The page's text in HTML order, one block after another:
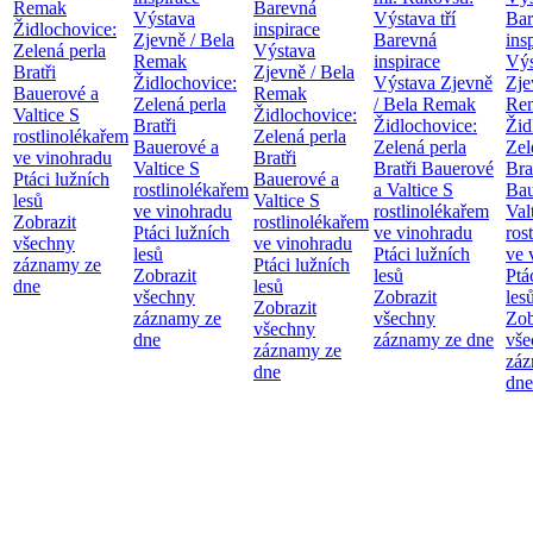
Remak
Židlochovice:
Zelená perla
Bratři
Bauerové a
Valtice S
rostlinolékařem
ve vinohradu
Ptáci lužních
lesů
Zobrazit
všechny
záznamy ze
dne
Výstava
Zjevně / Bela
Remak
Židlochovice:
Zelená perla
Bratři
Bauerové a
Valtice S
rostlinolékařem
ve vinohradu
Ptáci lužních
lesů
Zobrazit
všechny
záznamy ze
dne
Barevná
inspirace
Výstava
Zjevně / Bela
Remak
Židlochovice:
Zelená perla
Bratři
Bauerové a
Valtice S
rostlinolékařem
ve vinohradu
Ptáci lužních
lesů
Zobrazit
všechny
záznamy ze
dne
Výstava tří
Barevná
inspirace
Výstava Zjevně
/ Bela Remak
Židlochovice:
Zelená perla
Bratři Bauerové
a Valtice S
rostlinolékařem
ve vinohradu
Ptáci lužních
lesů
Zobrazit
všechny
záznamy ze dne
ve
dne